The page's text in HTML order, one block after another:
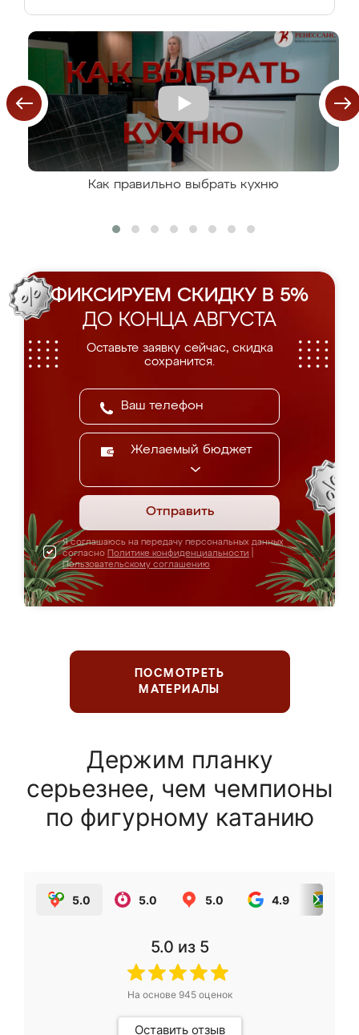
Как правильно выбрать кухню
ФИКСИРУЕМ СКИДКУ В 5%
ДО КОНЦА АВГУСТА
Оставьте заявку сейчас, скидка
сохранится.
Желаемый бюджет
Отправить
Я соглашаюсь на передачу персональных данных
согласно Политике конфиденциальности
Пользовательскому соглашению
ПОСМОТРЕТЬ
МАТЕРИАЛЫ
Держим планку
серьезнее, чем чемпионы
по фигурному катанию
5.0 5.0 5.0 4.9
5.0 из 5
На основе 945оценок
Оставить отзыв